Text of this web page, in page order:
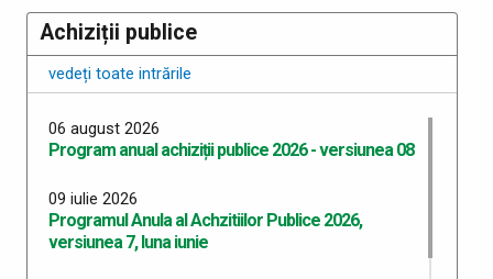
Achiziții publice
vedeți toate intrările
06 august 2026
Program anual achiziții publice 2026 - versiunea 08
09 iulie 2026
Programul Anula al Achzitiilor Publice 2026,
versiunea 7, luna iunie